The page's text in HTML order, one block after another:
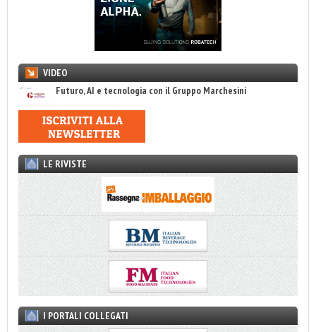
VIDEO
Futuro, AI e tecnologia con il Gruppo Marchesini
LE RIVISTE
I PORTALI COLLEGATI